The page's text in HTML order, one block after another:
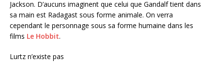
Jackson. D’aucuns imaginent que celui que Gandalf tient dans
sa main est Radagast sous forme animale. On verra
cependant le personnage sous sa forme humaine dans les
films Le Hobbit.
Lurtz n’existe pas